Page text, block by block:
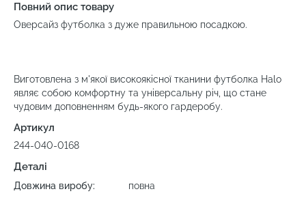
Повний опис товару
Оверсайз футболка з дуже правильною посадкою.
Виготовлена з м'якої високоякісної тканини футболка Halo
являє собою комфортну та універсальну річ, що стане
чудовим доповненням будь-якого гардеробу.
Артикул
244-040-0168
Деталі
Довжина виробу:
повна